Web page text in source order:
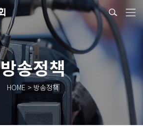
방송정책
HOME > 방송정책